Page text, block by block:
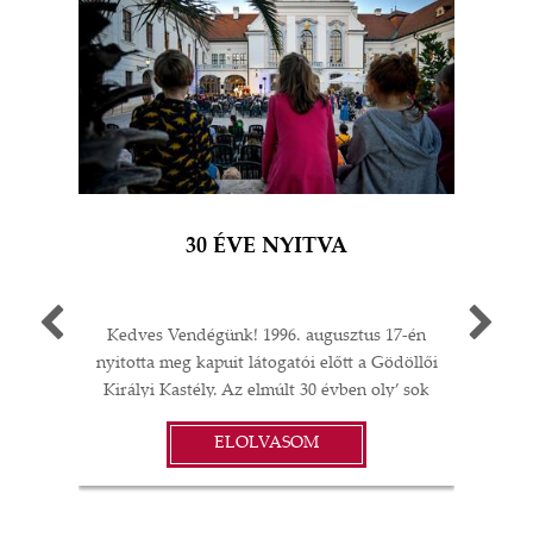
30 ÉVE NYITVA
Kedves Vendégünk! 1996. augusztus 17-én
nyitotta meg kapuit látogatói előtt a Gödöllői
Királyi Kastély. Az elmúlt 30 évben oly’ sok
minden történt: felújítások;
műtárgyvásárlások; időszaki kiállítások a
kastélyban, Magyarországon és külföldön;
ELOLVASOM